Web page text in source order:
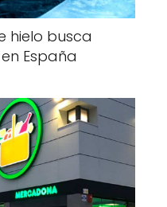
hielo busca
España